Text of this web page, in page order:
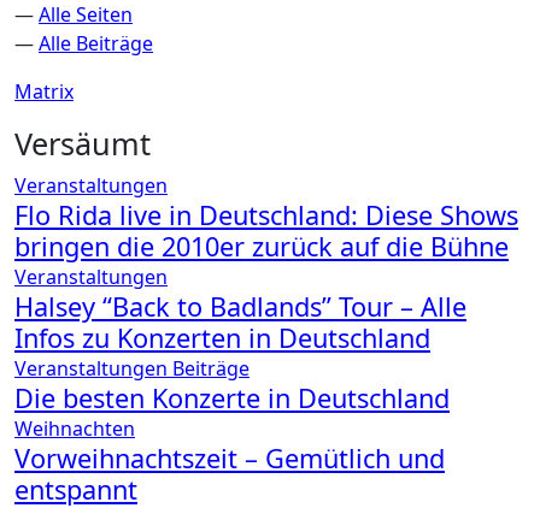
—Alle Seiten
—Alle Beiträge
Matrix
Versäumt
Veranstaltungen
Flo Rida live in Deutschland: Diese Shows
bringen die 2010er zurück auf die Bühne
Veranstaltungen
Halsey “Back to Badlands” Tour – Alle
Infos zu Konzerten in Deutschland
Veranstaltungen Beiträge
Die besten Konzerte in Deutschland
Weihnachten
Vorweihnachtszeit – Gemütlich und
entspannt